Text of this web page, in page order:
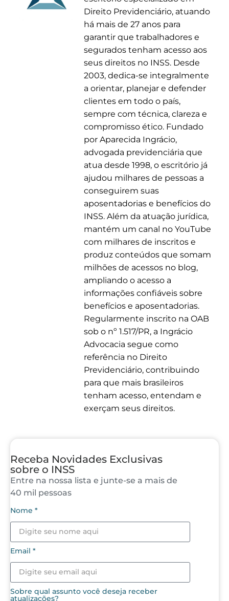
Direito Previdenciário, atuando
há mais de 27 anos para
garantir que trabalhadores e
segurados tenham acesso aos
seus direitos no INSS. Desde
2003, dedica-se integralmente
a orientar, planejar e defender
clientes em todo o país,
sempre com técnica, clareza e
compromisso ético. Fundado
por Aparecida Ingrácio,
advogada previdenciária que
atua desde 1998, o escritório já
ajudou milhares de pessoas a
conseguirem suas
aposentadorias e benefícios do
INSS. Além da atuação jurídica,
mantém um canal no YouTube
com milhares de inscritos e
produz conteúdos que somam
milhões de acessos no blog,
ampliando o acesso a
informações confiáveis sobre
benefícios e aposentadorias.
Regularmente inscrito na OAB
sob o nº 1.517/PR, a Ingrácio
Advocacia segue como
referência no Direito
Previdenciário, contribuindo
para que mais brasileiros
tenham acesso, entendam e
exerçam seus direitos.
Receba Novidades Exclusivas
sobre o INSS
Entre na nossa lista e junte-se a mais de
40 mil pessoas
Nome *
Email *
Sobre qual assunto você deseja receber
atualizações?